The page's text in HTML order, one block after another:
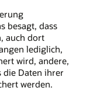
besagt, dass
auch dort
lediglich,
wird, andere,
die Daten ihrer
werden.